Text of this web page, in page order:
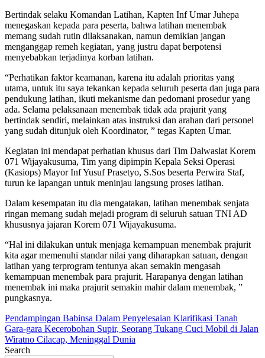
Bertindak selaku Komandan Latihan, Kapten Inf Umar Juhepa
menegaskan kepada para peserta, bahwa latihan menembak
memang sudah rutin dilaksanakan, namun demikian jangan
menganggap remeh kegiatan, yang justru dapat berpotensi
menyebabkan terjadinya korban latihan.
“Perhatikan faktor keamanan, karena itu adalah prioritas yang
utama, untuk itu saya tekankan kepada seluruh peserta dan juga para
pendukung latihan, ikuti mekanisme dan pedomani prosedur yang
ada. Selama pelaksanaan menembak tidak ada prajurit yang
bertindak sendiri, melainkan atas instruksi dan arahan dari personel
yang sudah ditunjuk oleh Koordinator, ” tegas Kapten Umar.
Kegiatan ini mendapat perhatian khusus dari Tim Dalwaslat Korem
071 Wijayakusuma, Tim yang dipimpin Kepala Seksi Operasi
(Kasiops) Mayor Inf Yusuf Prasetyo, S.Sos beserta Perwira Staf,
turun ke lapangan untuk meninjau langsung proses latihan.
Dalam kesempatan itu dia mengatakan, latihan menembak senjata
ringan memang sudah mejadi program di seluruh satuan TNI AD
khususnya jajaran Korem 071 Wijayakusuma.
“Hal ini dilakukan untuk menjaga kemampuan menembak prajurit
kita agar memenuhi standar nilai yang diharapkan satuan, dengan
latihan yang terprogram tentunya akan semakin mengasah
kemampuan menembak para prajurit. Harapanya dengan latihan
menembak ini maka prajurit semakin mahir dalam menembak, ”
pungkasnya.
Navigasi
pos
Pendampingan Babinsa Dalam Penyelesaian Klarifikasi Tanah
Gara-gara Kecerobohan Supir, Seorang Tukang Cuci Mobil di Jalan
Wiratno Cilacap, Meninggal Dunia
Search